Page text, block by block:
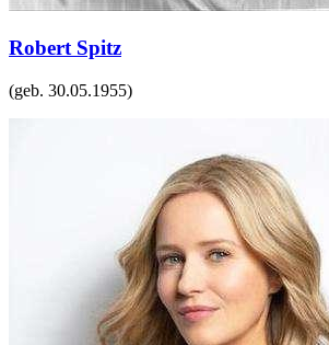
Robert Spitz
(geb. 30.05.1955)